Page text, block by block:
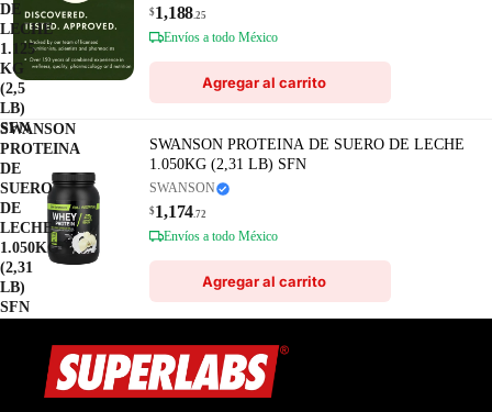
DE
LECHE
1.125
KG
(2,5
LB)
SFN
$1,188.25
Envíos a todo México
Agregar al carrito
SWANSON
PROTEINA
DE
SUERO
DE
LECHE
1.050KG
(2,31
LB)
SFN
SWANSON PROTEINA DE SUERO DE LECHE
1.050KG (2,31 LB) SFN
SWANSON
$1,174.72
Envíos a todo México
Agregar al carrito